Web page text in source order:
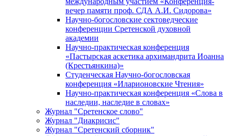
вечер памяти проф. СДА А.И. Сидорова»
Научно-богословские сектоведческие
конференции Сретенской духовной
академии
Научно-практическая конференция
«Пастырская аскетика архимандрита Иоанна
(Крестьянкина)»
Студенческая Научно-богословская
конференция «Иларионовские Чтения»
Научно-практическая конференция «Cлова в
наследии, наследие в словах»
Журнал "Сретенское слово"
Журнал "Диакрисис"
Журнал "Сретенский сборник"